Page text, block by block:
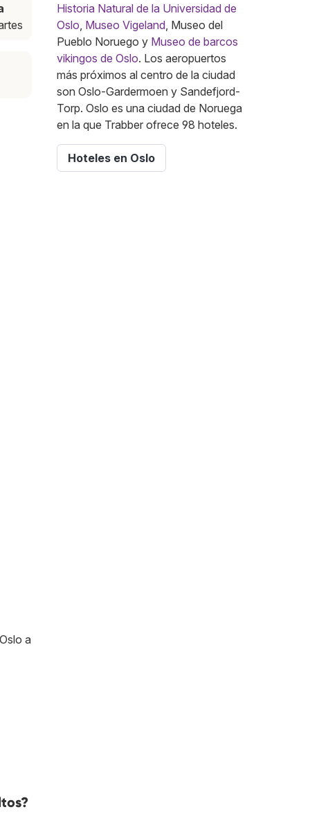
a
Historia Natural de la Universidad de
Oslo, Museo Vigeland, Museo del
Pueblo Noruego y Museo de barcos
vikingos de Oslo. Los aeropuertos
más próximos al centro de la ciudad
son Oslo-Gardermoen y Sandefjord-
Torp. Oslo es una ciudad de Noruega
en la que Trabber ofrece 98 hoteles.
Hoteles en Oslo